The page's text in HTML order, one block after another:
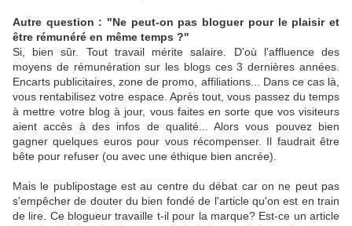
Autre question : "Ne peut-on pas bloguer pour le plaisir et
être rémunéré en même temps ?"
Si, bien sûr. Tout travail mérite salaire. D'où l'affluence des
moyens de rémunération sur les blogs ces 3 dernières années.
Encarts publicitaires, zone de promo, affiliations... Dans ce cas là,
vous rentabilisez votre espace. Après tout, vous passez du temps
à mettre votre blog à jour, vous faites en sorte que vos visiteurs
aient accès à des infos de qualité... Alors vous pouvez bien
gagner quelques euros pour vous récompenser. Il faudrait être
bête pour refuser (ou avec une éthique bien ancrée).
Mais le publipostage est au centre du débat car on ne peut pas
s'empêcher de douter du bien fondé de l'article qu'on est en train
de lire. Ce blogueur travaille t-il pour la marque? Est-ce un article